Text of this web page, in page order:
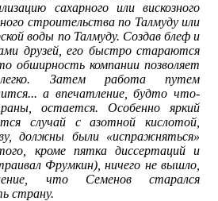
сахарного или вискозного
строительства по Талмуду или
воды по Талмуду. Создав блеф и
друзей, его быстро стараются
обширность компании позволяет
Затем работа путем
а впечатление, будто что-
остается. Особенно яркий
случай с азотной кислотой,
должны были «испражняться»
кроме пятка диссертаций и
Фрумкин), ничего не вышло,
что Семенов старался
страну.